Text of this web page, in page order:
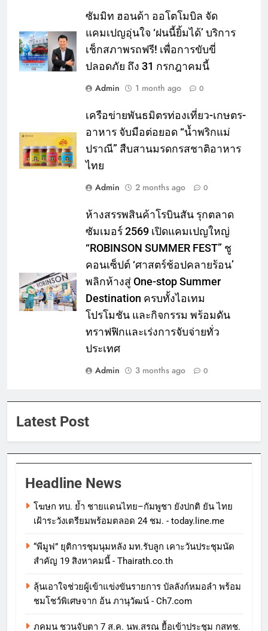
ซัมมิท ฮอนด้า ออโตโมบิล จัด
แคมเปญอุ่นใจ ‘ฝนนี้ยิ้มได้’ บริการ
เช็กสภาพรถฟรี! เพื่อการขับขี่
ปลอดภัย ถึง 31 กรกฎาคมนี้
Admin
1 month ago 0
เครือข่ายพันธมิตรท่องเที่ยว-เกษตร-
อาหาร จับมือต่อยอด “น้ำพริกแม่
ปราณี” สืบสานมรดกรสชาติอาหาร
ไทย
Admin
2 months ago 0
ห้างสรรพสินค้าโรบินสัน รุกตลาด
ซัมเมอร์ 2569 เปิดแคมเปญใหญ่
“ROBINSON SUMMER FEST” ชู
คอนเซ็ปต์ ‘ศาสตร์ช้อปคลายร้อน’
พลิกห้างสู่ One-stop Summer
Destination ครบทั้งไอเทม
โปรโมชัน และกิจกรรม พร้อมดัน
ทราฟฟิกและเร่งการจับจ่ายทั่ว
ประเทศ
Admin
3 months ago 0
Latest Post
Headline News
โฆษก ทบ. ย้ำ ชายแดนไทย–กัมพูชา ยังปกติ ยัน ไทย
เฝ้าระวังเตรียมพร้อมตลอด 24 ชม. - today.line.me
“พีมูฟ” ยุติการชุมนุมหลัง มท.รับลูก เคาะวันประชุมนัด
สำคัญ 19 สิงหาคมนี้ - Thairath.co.th
ลุ้นเอาใจช่วยผู้เข้าแข่งขันรายการ บัลลังก์หมอลำ พร้อม
ชมโชว์พิเศษจาก อ้น ภานุวัฒน์ - Ch7.com
ภคมน ชวนจับตา 7 ส.ค. นพ.สรณ ยื้อเข้าประชุม กสทช.